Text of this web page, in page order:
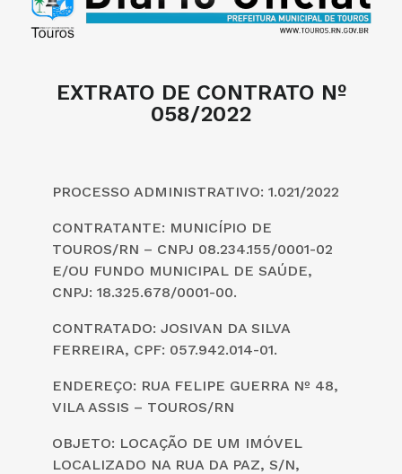
EXTRATO DE CONTRATO Nº
058/2022
PROCESSO ADMINISTRATIVO: 1.021/2022
CONTRATANTE: MUNICÍPIO DE
TOUROS/RN – CNPJ 08.234.155/0001-02
E/OU FUNDO MUNICIPAL DE SAÚDE,
CNPJ: 18.325.678/0001-00.
CONTRATADO: JOSIVAN DA SILVA
FERREIRA, CPF: 057.942.014-01.
ENDEREÇO: RUA FELIPE GUERRA Nº 48,
VILA ASSIS – TOUROS/RN
OBJETO: LOCAÇÃO DE UM IMÓVEL
LOCALIZADO NA RUA DA PAZ, S/N,